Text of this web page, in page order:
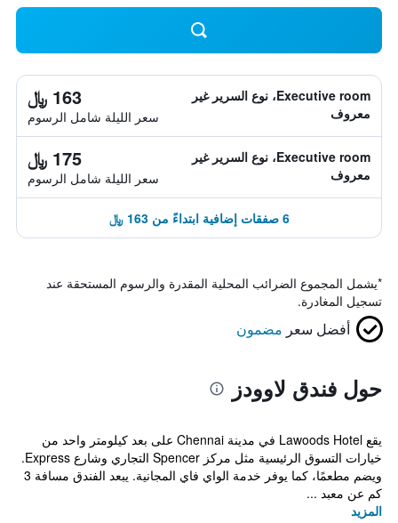
Executive room، نوع السرير غير
معروف
163 ﷼
سعر الليلة شامل الرسوم
Executive room، نوع السرير غير
معروف
175 ﷼
سعر الليلة شامل الرسوم
6 صفقات إضافية ابتداءً من 163 ﷼
*يشمل المجموع الضرائب المحلية المقدرة والرسوم المستحقة عند
تسجيل المغادرة.
أفضل سعر مضمون
حول فندق لاوودز
يقع Lawoods Hotel في مدينة Chennai على بعد كيلومتر واحد من
خيارات التسوق الرئيسية مثل مركز Spencer التجاري وشارع Express.
ويضم مطعمًا، كما يوفر خدمة الواي فاي المجانية. يبعد الفندق مسافة 3
كم عن معبد ...
المزيد